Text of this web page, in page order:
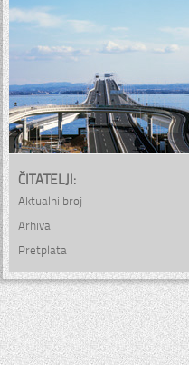
ČITATELJI:
Aktualni broj
Arhiva
Pretplata